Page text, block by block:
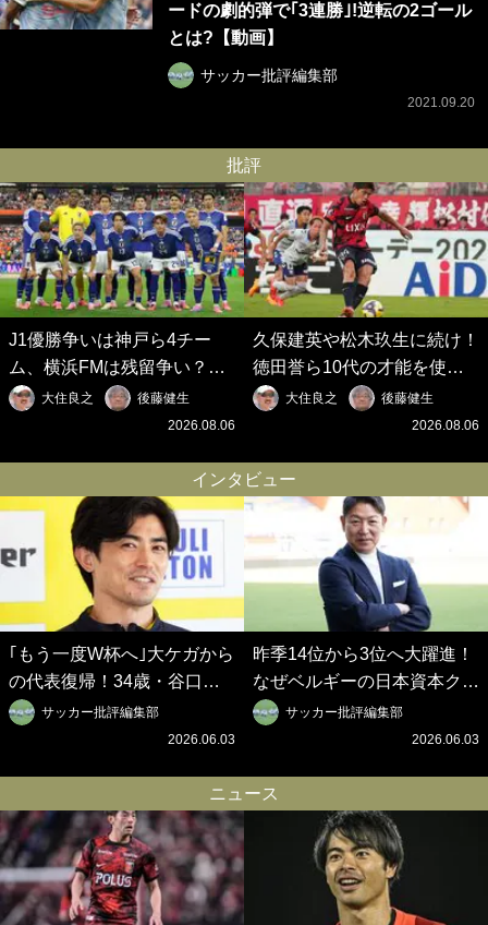
ードの劇的弾で｢3連勝｣!逆転の2ゴール
とは?【動画】
サッカー批評編集部
2021.09.20
批評
J1優勝争いは神戸ら4チー
ム、横浜FMは残留争い？大
混戦のJ2はRB大宮に注目！
歴代最強の日本代表をJリー
の秋春制｣の大激論】(6)
大住良之
後藤健生
2026.08.06
久保建英や松木玖生に続け！
徳田誉ら10代の才能を使い
切れないJクラブの課題と、
｢0円欧州移籍｣撲滅への処方
春制｣の大激論】(5)
大住良之
後藤健生
2026.08.06
インタビュー
｢もう一度W杯へ｣大ケガから
の代表復帰！34歳・谷口彰
悟の奇跡を支えた日本資本の
ベルギークラブ、次なる野望
ロイデン立石敬之CEOの世
界戦略】(2)
サッカー批評編集部
2026.06.03
昨季14位から3位へ大躍進！
なぜベルギーの日本資本クラ
ブは創設102年目に歴史的快
挙を成し遂げられたのか？
之CEOの世界戦略】(1)
サッカー批評編集部
2026.06.03
ニュース